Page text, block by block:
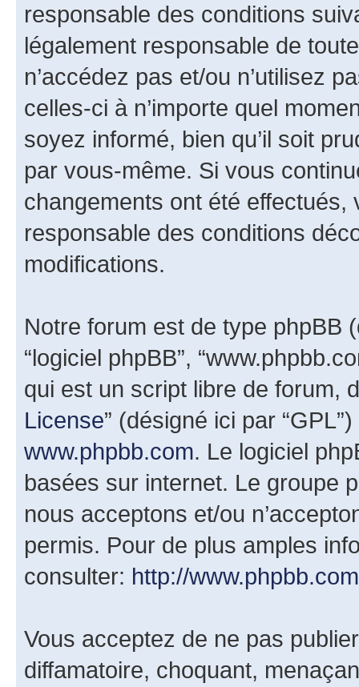
responsable des conditions
légalement responsable de
n’accédez pas et/ou n’utilisez
celles-ci à n’importe quel
soyez informé, bien qu’il soit
par vous-même. Si vous
changements ont été effectués,
responsable des conditions
modifications.
Notre forum est de type phpBB
“logiciel phpBB”,
qui est un script libre de forum,
License” (désigné ici par
www.phpbb.com. Le logiciel
basées sur internet. Le groupe
nous acceptons et/ou
permis. Pour de plus amples
consulter: http://
Vous acceptez de ne pas
diffamatoire, choquant,